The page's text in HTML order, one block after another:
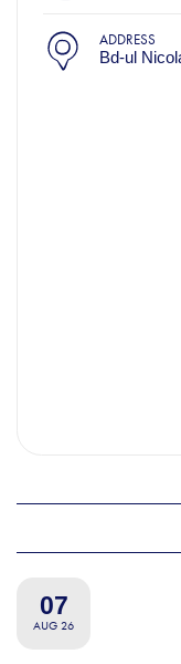
ADDRESS
Bd-ul
07
AUG 26